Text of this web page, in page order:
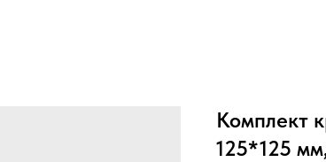
Комплект
125*125